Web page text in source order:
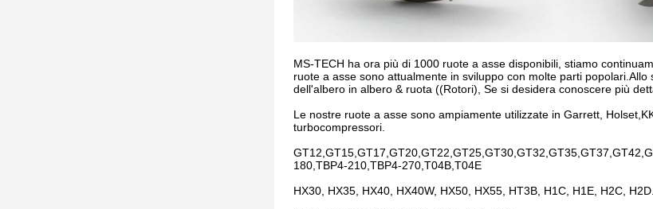
MS-TECH ha ora più di 1000 ruote a asse disponibili, stiamo
ruote a asse sono attualmente in sviluppo con molte parti
dell'albero in albero & ruota ((Rotori), Se si desidera conoscere più
Le nostre ruote a asse sono ampiamente utilizzate in Garrett,
turbocompressori.
180,TBP4-210,TBP4-270,T04B,T04E
HX30, HX35, HX40, HX40W, HX50, HX55, HT3B, H1C, H1E, H2C,